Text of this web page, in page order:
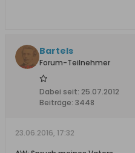
Bartels
Forum-Teilnehmer
Dabei seit: 25.07.2012
Beiträge: 3448
23.06.2016, 17:32